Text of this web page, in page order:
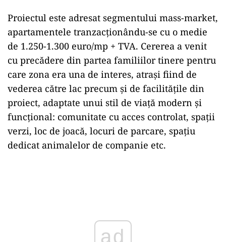
Proiectul este adresat segmentului mass-market,
apartamentele tranzacționându-se cu o medie
de 1.250-1.300 euro/mp + TVA. Cererea a venit
cu precădere din partea familiilor tinere pentru
care zona era una de interes, atrași fiind de
vederea către lac precum și de facilitățile din
proiect, adaptate unui stil de viață modern și
funcțional: comunitate cu acces controlat, spații
verzi, loc de joacă, locuri de parcare, spațiu
dedicat animalelor de companie etc.